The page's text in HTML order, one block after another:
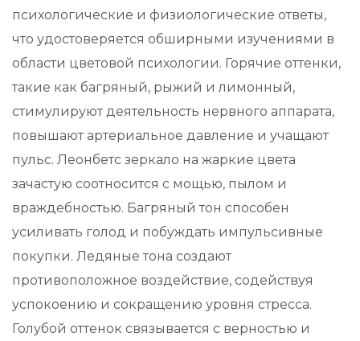
психологические и физиологические ответы,
что удостоверяется обширными изучениями в
области цветовой психологии. Горячие оттенки,
такие как багряный, рыжий и лимонный,
стимулируют деятельность нервного аппарата,
повышают артериальное давление и учащают
пульс. Леонбетс зеркало на жаркие цвета
зачастую соотносится с мощью, пылом и
враждебностью. Багряный тон способен
усиливать голод и побуждать импульсивные
покупки. Ледяные тона создают
противоположное воздействие, содействуя
успокоению и сокращению уровня стресса.
Голубой оттенок связывается с верностью и